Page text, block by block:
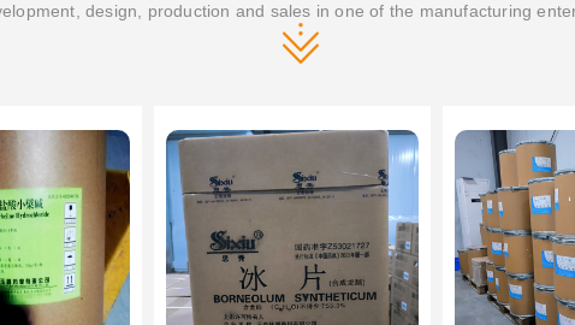
design, production and sales in one of the manufacturing